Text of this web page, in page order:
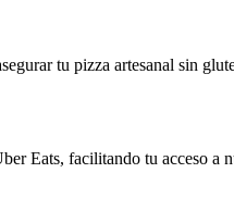
tu pizza artesanal sin
Eats, facilitando tu acceso a